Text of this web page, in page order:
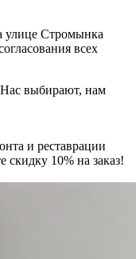
улице Стромынка
всех
Нас выбирают, нам
и реставрации
скидку 10% на заказ!